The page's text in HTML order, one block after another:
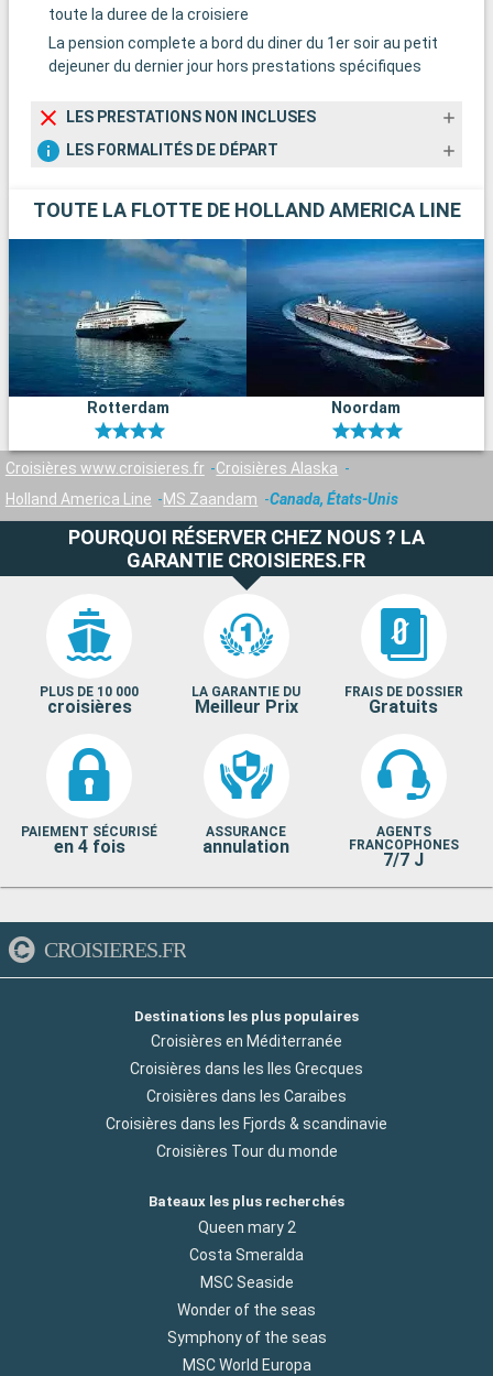
toute la duree de la croisiere
La pension complete a bord du diner du 1er soir au petit
dejeuner du dernier jour hors prestations spécifiques
LES PRESTATIONS NON INCLUSES
LES FORMALITÉS DE DÉPART
TOUTE LA FLOTTE DE HOLLAND AMERICA LINE
Rotterdam Noordam
Croisières www.croisieres.fr
Croisières Alaska
Holland America Line
MS Zaandam Canada, États-Unis
POURQUOI RÉSERVER CHEZ NOUS ? LA
GARANTIE CROISIERES.FR
PLUS DE 10 000
croisières
LA GARANTIE DU
Meilleur Prix
FRAIS DE DOSSIER
Gratuits
PAIEMENT SÉCURISÉ
en 4 fois
ASSURANCE
annulation
AGENTS
FRANCOPHONES
7/7 J
CROISIERES.FR
Destinations les plus populaires
Croisières en Méditerranée
Croisières dans les Iles Grecques
Croisières dans les Caraibes
Croisières dans les Fjords & scandinavie
Croisières Tour du monde
Bateaux les plus recherchés
Queen mary 2
Costa Smeralda
MSC Seaside
Wonder of the seas
Symphony of the seas
MSC World Europa